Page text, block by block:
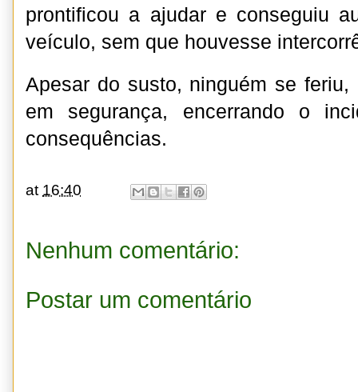
prontificou a ajudar e conseguiu
veículo, sem que houvesse
Apesar do susto, ninguém se
em segurança, encerrando o
consequências.
at 16:40
Nenhum comentário:
Postar um comentário